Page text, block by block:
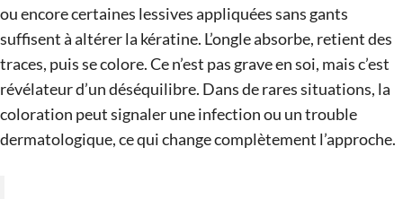
ou encore certaines lessives appliquées sans gants
suffisent à altérer la kératine. L’ongle absorbe, retient des
traces, puis se colore. Ce n’est pas grave en soi, mais c’est
révélateur d’un déséquilibre. Dans de rares situations, la
coloration peut signaler une infection ou un trouble
dermatologique, ce qui change complètement l’approche.